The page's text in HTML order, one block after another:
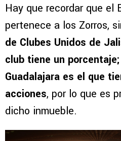
Hay que recordar que el
pertenece a los Zorros,
de Clubes Unidos de
club tiene un
Guadalajara es el que
acciones, por lo que es
dicho inmueble.